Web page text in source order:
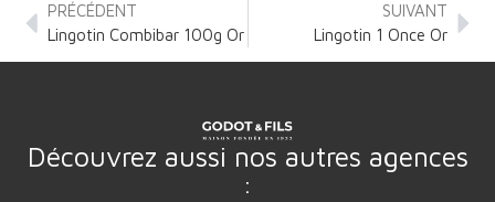
PRÉCÉDENT
Lingotin Combibar 100g Or
SUIVANT
Lingotin 1 Once Or
Découvrez aussi nos autres agences
: